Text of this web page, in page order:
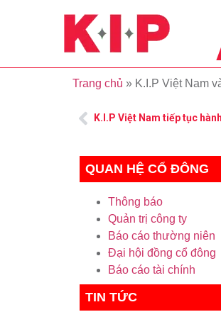
Trang chủ » K.I.P Việt Nam
K.I.P Việt Nam tiếp tục
QUAN HỆ CỔ ĐÔNG
Thông báo
Quản trị công ty
Báo cáo thường niên
Đại hội đồng cổ đông
Báo cáo tài chính
TIN TỨC